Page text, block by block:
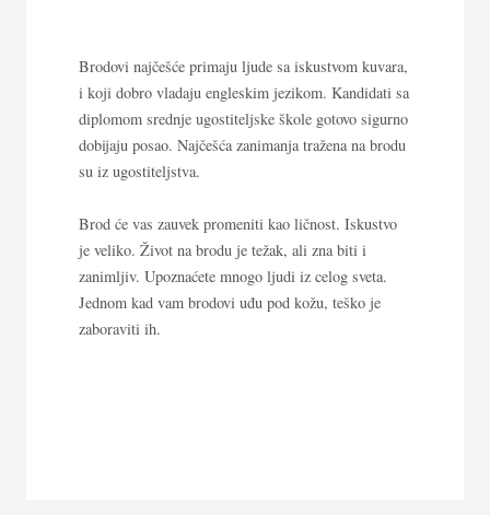
Brodovi najčešće primaju ljude sa iskustvom kuvara,
i koji dobro vladaju engleskim jezikom. Kandidati sa
diplomom srednje ugostiteljske škole gotovo sigurno
dobijaju posao. Najčešća zanimanja tražena na brodu
su iz ugostiteljstva.
Brod će vas zauvek promeniti kao ličnost. Iskustvo
je veliko. Život na brodu je težak, ali zna biti i
zanimljiv. Upoznaćete mnogo ljudi iz celog sveta.
Jednom kad vam brodovi uđu pod kožu, teško je
zaboraviti ih.